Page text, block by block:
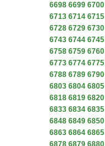
6698 6699 6700
6713 6714 6715
6728 6729 6730
6743 6744 6745
6758 6759 6760
6773 6774 6775
6788 6789 6790
6803 6804 6805
6818 6819 6820
6833 6834 6835
6848 6849 6850
6863 6864 6865
6878 6879 6880